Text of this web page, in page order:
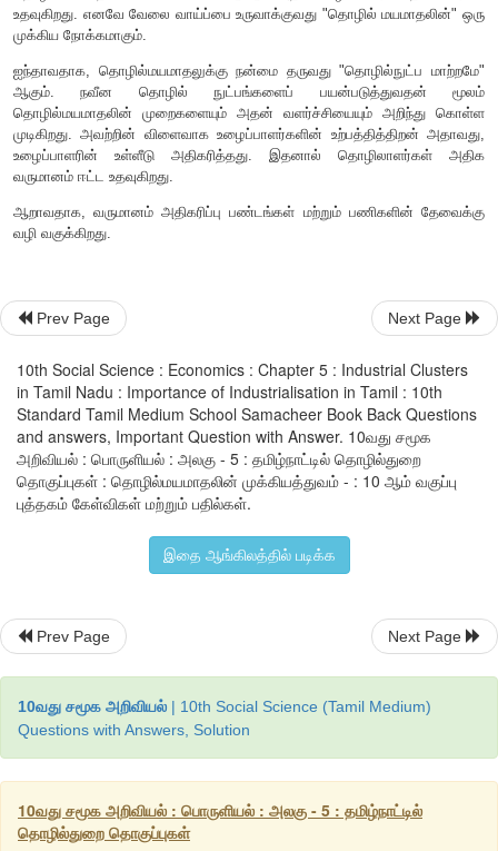
தேவைப்படுகிறது.
இரண்டிற்கும் இடையே ஒரு சந்தை நிலவுகிறது.
போக்குவரத்து மற்றும் வர்த்தகம் போன்ற பணிகள்
உற்பத்தியைச் சார்ந்தே உள்ளது.
மூன்றாவதாக,நவீன உற்பத்தி முறைகளை பயன்படுத்துவதன்
சிறந்த உற்பத்தித்திறனை அளிக்கின்றன. இதனால் உற்பத்தி
அனைத்து பண்டங்களின் உற்பத்தி செலவும் குறைகிறது.
நான்காவதாக,
அத்தகையப் பண்டங்களின் உற்பத்தியை
உதவுகிறது. எனவே வேலை வாய்ப்பை உருவாக்குவது "தொழில்
முக்கிய நோக்கமாகும்.
ஐந்தாவதாக ,தொழில்மயமாதலுக்கு நன்மை தருவது
ஆகும். நவீன தொழில் நுட்பங்களைப்
தொழில்மயமாதலின் முறைகளையும் அதன் வளர்ச்சியையும்
முடிகிறது. அவற்றின் விளைவாக உழைப்பாளர்களின்
உழைப்பாளரின் உள்ளீடு அதிகரித்தது. இதனால்
ஆறாவதாக, வருமானம் அதிகரிப்பு பண்டங்கள் மற்றும்
வழி வகுக்கிறது.
Prev Page Next Page
10th Social Science : Economics : Chapter 5 : Industrial Clusters
in Tamil Nadu : Importance of Industrialisation in Tamil : 10th
Standard Tamil Medium School Samacheer Book Back Questions
and answers, Important Question with Answer. 10வது சமூக
அறிவியல் : பொருளியல் : அலகு - 5 : தமிழ்நாட்டில் தொழில்துறை
தொகுப்புகள் : தொழில்மயமாதலின் முக்கியத்துவம் - : 10 ஆம் வகுப்பு
புத்தகம் கேள்விகள் மற்றும் பதில்கள்.
இதை ஆங்கிலத்தில் படிக்க
Prev Page Next Page
10வது சமூக அறிவியல் | 10th Social Science (Tamil Medium)
Questions with Answers, Solution
10வது சமூக அறிவியல் : பொருளியல் : அலகு - 5 : தமிழ்நாட்டில்
தொழில்துறை தொகுப்புகள்